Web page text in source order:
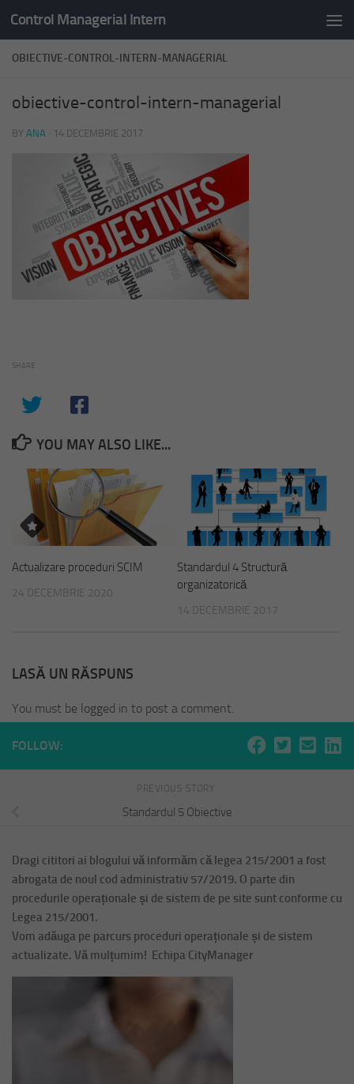
Skip to content
Control Managerial Intern
OBIECTIVE-CONTROL-INTERN-MANAGERIAL
obiective-control-intern-managerial
BY ANA · 14 DECEMBRIE 2017
SHARE
YOU MAY ALSO LIKE...
Actualizare proceduri SCIM
24 DECEMBRIE 2020
Standardul 4 Structură
organizatorică
14 DECEMBRIE 2017
LASĂ UN RĂSPUNS
You must be logged in to post a comment.
FOLLOW:
PREVIOUS STORY
Standardul 5 Obiective
Dragi cititori ai blogului vă informăm că legea 215/2001 a fost
abrogata de noul cod administrativ 57/2019. O parte din
procedurile operaționale și de sistem de pe site sunt conforme cu
Legea 215/2001.
Vom adăuga pe parcurs proceduri operaționale și de sistem
actualizate. Vă mulțumim! Echipa CityManager